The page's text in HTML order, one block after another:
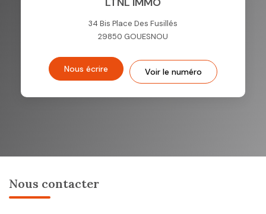
34 Bis Place Des Fusillés
29850 GOUESNOU
Nous écrire Voir le numéro
Nous contacter